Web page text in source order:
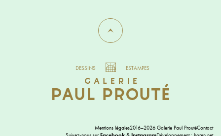
DESSINS ESTAMPES
Mentions légales2016–2026 Galerie Paul ProutéContact